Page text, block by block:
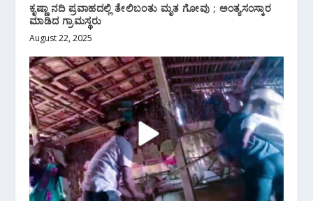
ಕೃಷ್ಣಾ ನದಿ ಪ್ರವಾಹದಲ್ಲಿ ತೇಲಿಬಂತು ಮೃತ ಗೋವು ; ಅಂತ್ಯಸಂಸ್ಕಾರ
ಮಾಡಿದ ಗ್ರಾಮಸ್ಥರು
August 22, 2025